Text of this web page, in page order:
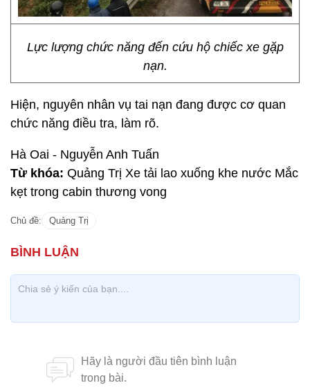
Lực lượng chức năng đến cứu hộ chiếc xe gặp
nạn.
Hiện, nguyên nhân vụ tai nạn đang được cơ quan
chức năng điều tra, làm rõ.
Hà Oai - Nguyễn Anh Tuấn
Từ khóa: Quảng Trị Xe tải lao xuống khe nước Mắc
kẹt trong cabin thương vong
Chủ đề: Quảng Trị